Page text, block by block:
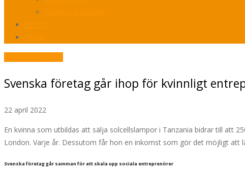
Svenska företag går ihop för kvinnligt
22 april 2022
En kvinna som utbildas att sälja solcellslampor i Tanzania bidrar till att
London. Varje år. Dessutom får hon en inkomst som gör det möjligt att
Svenska företag går samman för att skala upp sociala entreprenörer